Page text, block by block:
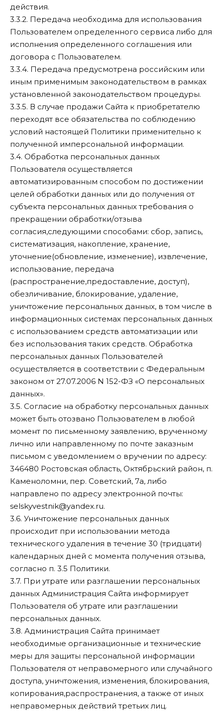
действия.
3.3.2. Передача необходима для использования
Пользователем определенного сервиса либо для
исполнения определенного соглашения или
договора с Пользователем.
3.3.4. Передача предусмотрена российским или
иным применимым законодательством в рамках
установленной законодательством процедуры.
3.3.5. В случае продажи Сайта к приобретателю
переходят все обязательства по соблюдению
условий настоящей Политики применительно к
полученной имперсональной информации.
3.4. Обработка персональных данных
Пользователя осуществляется
автоматизированным способом по достижении
целей обработки данных или до получения от
субъекта персональных данных требования о
прекращении обработки/отзыва
согласия,следующими способами: сбор, запись,
систематизация, накопление, хранение,
уточнение(обновление, изменение), извлечение,
использование, передача
(распространение,предоставление, доступ),
обезличивание, блокирование, удаление,
уничтожение персональных данных, в том числе в
информационных системах персональных данных
с использованием средств автоматизации или
без использования таких средств. Обработка
персональных данных Пользователей
осуществляется в соответствии с Федеральным
законом от 27.07.2006 N 152-ФЗ «О персональных
данных».
3.5. Согласие на обработку персональных данных
может быть отозвано Пользователем в любой
момент по письменному заявлению, врученному
лично или направленному по почте заказным
письмом с уведомлением о вручении по адресу:
346480 Ростовская область, Октябрьский район, п.
Каменоломни, пер. Советский, 7а, либо
направлено по адресу электронной почты:
selskyvestnik@yandex.ru.
3.6. Уничтожение персональных данных
происходит при использовании метода
технического удаления в течение 30 (тридцати)
календарных дней с момента получения отзыва,
согласно п. 3.5 Политики.
3.7. При утрате или разглашении персональных
данных Администрация Сайта информирует
Пользователя об утрате или разглашении
персональных данных.
3.8. Администрация Сайта принимает
необходимые организационные и технические
меры для защиты персональной информации
Пользователя от неправомерного или случайного
доступа, уничтожения, изменения, блокирования,
копирования,распространения, а также от иных
неправомерных действий третьих лиц.